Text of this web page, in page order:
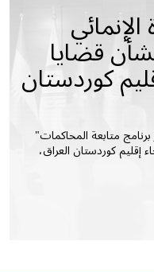
قضايا
كوردستان
برنامج متابعة المحاكمات"
إقليم كوردستان العراق،